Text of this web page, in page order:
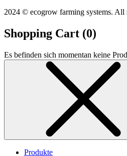
2024 © ecogrow farming systems. All
Shopping Cart (0)
Es befinden sich momentan keine
Produkte